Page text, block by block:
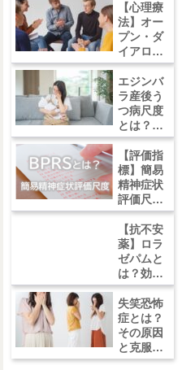
【心理療
法】オー
プン・ダ
イアロー
グとは？
効果、や
り方、注
意点につ
いて
エジンバ
ラ産後う
つ病尺度
とは？評
価尺度の
意義と使
い方
【評価指
標】簡易
精神症状
評価尺度
（BPRS)
とは？効
果的な評
価方法と
そのメリ
ット＆デ
メリット
【抗不安
薬】ロラ
ゼパムと
は？効果
や副作
用、適切
な使用方
法につい
て
失笑恐怖
症とは？
その原因
と克服方
法につい